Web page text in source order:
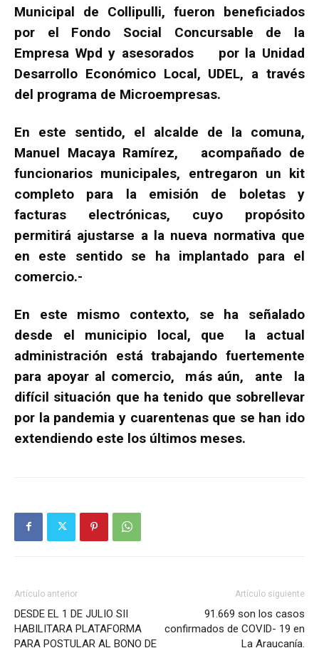
Municipal de Collipulli, fueron beneficiados
por el Fondo Social Concursable de la
Empresa Wpd y asesorados por la Unidad
Desarrollo Económico Local, UDEL, a través
del programa de Microempresas.
En este sentido, el alcalde de la comuna,
Manuel Macaya Ramírez, acompañado de
funcionarios municipales, entregaron un kit
completo para la emisión de boletas y
facturas electrónicas, cuyo propósito
permitirá ajustarse a la nueva normativa que
en este sentido se ha implantado para el
comercio.-
En este mismo contexto, se ha señalado
desde el municipio local, que la actual
administración está trabajando fuertemente
para apoyar al comercio, más aún, ante la
difícil situación que ha tenido que sobrellevar
por la pandemia y cuarentenas que se han ido
extendiendo este los últimos meses.
Artículo anterior
DESDE EL 1 DE JULIO SII
HABILITARA PLATAFORMA
PARA POSTULAR AL BONO DE
Artículo siguiente
91.669 son los casos
confirmados de COVID- 19 en
La Araucanía.